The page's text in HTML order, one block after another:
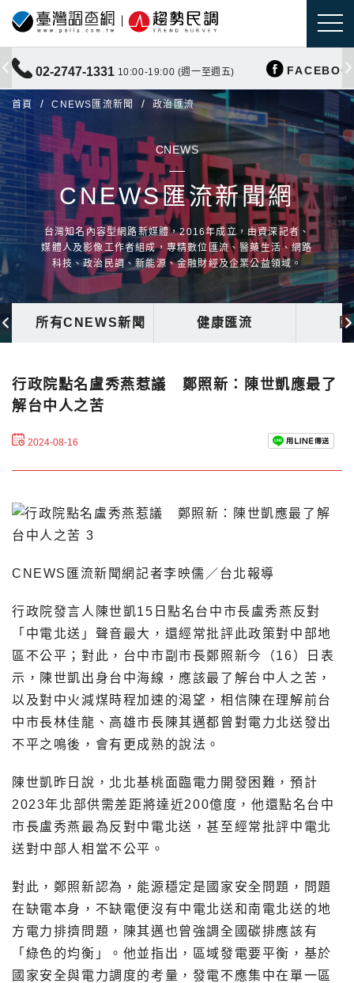
02-2747-1331 10:00-19:00 (週一至週五)
首頁 CNEWS匯流新聞 政治匯流
CNEWS
CNEWS匯流新聞網
台灣知名內容型網路新媒體，2016年成立，由資深記者、
媒體人及影像工作者組成，專精數位匯流、醫藥生活、網路
科技、政治民調、新能源、金融財經及企業公益領域。
所有CNEWS新聞 健康匯流
行政院點名盧秀燕惹議 鄭照新：陳世凱應最了
解台中人之苦
2024-08-16
CNEWS匯流新聞網記者李映儒／台北報導
行政院發言人陳世凱15日點名台中市長盧秀燕反對
「中電北送」聲音最大，還經常批評此政策對中部地
區不公平；對此，台中市副市長鄭照新今（16）日表
示，陳世凱出身台中海線，應該最了解台中人之苦，
以及對中火減煤時程加速的渴望，相信陳在理解前台
中市長林佳龍、高雄市長陳其邁都曾對電力北送發出
不平之鳴後，會有更成熟的說法。
陳世凱昨日說，北北基桃面臨電力開發困難，預計
2023年北部供需差距將達近200億度，他還點名台中
市長盧秀燕最為反對中電北送，甚至經常批評中電北
送對中部人相當不公平。
對此，鄭照新認為，能源穩定是國家安全問題，問題
在缺電本身，不缺電便沒有中電北送和南電北送的地
方電力排擠問題，陳其邁也曾強調全國碳排應該有
「綠色的均衡」。他並指出，區域發電要平衡，基於
國家安全與電力調度的考量，發電不應集中在單一區